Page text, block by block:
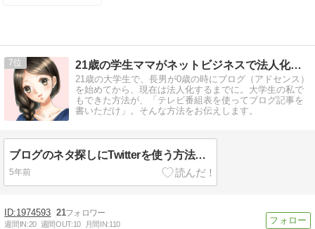
7 21歳の学生ママがネットビジネスで法人化までした話。
21歳の大学生で、長男が0歳の時にブログ（アドセンス）
を始めてから、現在は法人化するまでに。大学生の私で
もできた方法が、「テレビ番組表を使ってブログ記事を
書いただけ」。そんな方法をお伝えします。
ブログのネタ探しにTwitterを使う方法！実際にアクセスを集めた記事URLも
5年前
1974593 21
週間IN:20 週間OUT:10 月間IN:110